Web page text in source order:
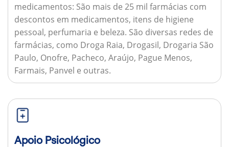
medicamentos: São mais de 25 mil farmácias com
descontos em medicamentos, itens de higiene
pessoal, perfumaria e beleza. São diversas redes de
farmácias, como Droga Raia, Drogasil, Drogaria São
Paulo, Onofre, Pacheco, Araújo, Pague Menos,
Farmais, Panvel e outras.
Apoio Psicológico